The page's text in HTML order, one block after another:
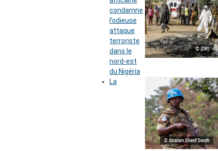
© (DR)
condamne
l’odieuse
attaque
terroriste
dans le
nord-est
du Nigéria
© Ibrahim Shérif Senth
La